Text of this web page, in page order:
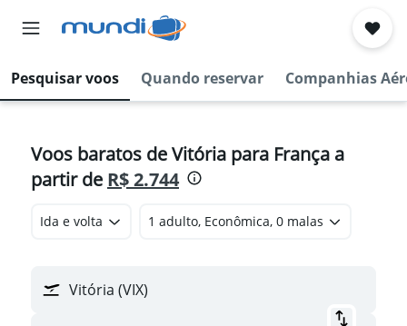
Pesquisar voos Quando reservar Companhias
Voos baratos de Vitória para França a
partir de R$ 2.744
Ida e volta 1 adulto, Econômica, 0 malas
Vitória (VIX)